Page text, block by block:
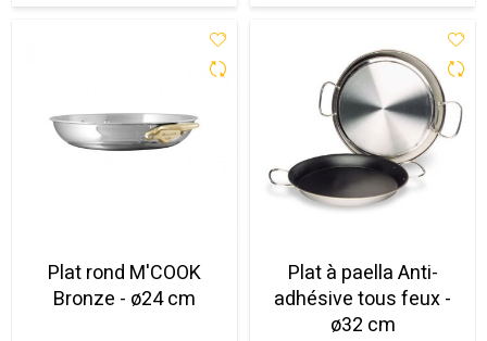
Plat rond M'COOK
Bronze - ø24 cm
Plat à paella Anti-
adhésive tous feux -
ø32 cm